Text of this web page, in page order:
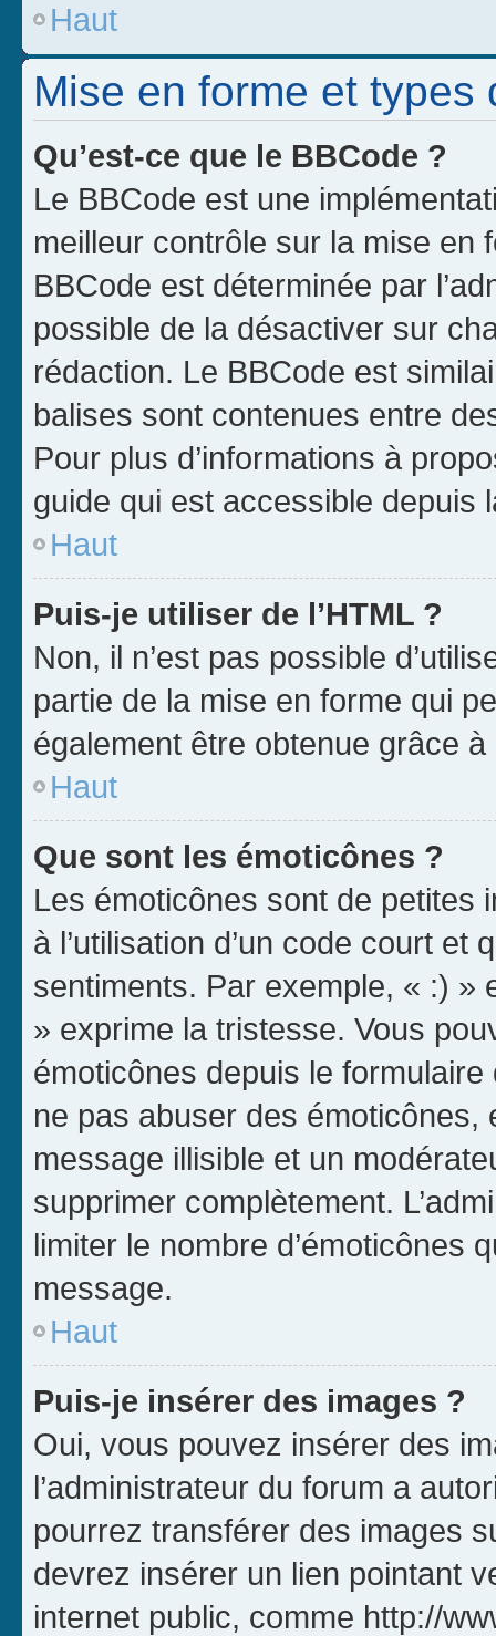
Haut
Mise en forme et types
Qu’est-ce que le BBCode ?
Le BBCode est une
meilleur contrôle sur la mise en
BBCode est déterminée par
possible de la désactiver sur
rédaction. Le BBCode est
balises sont contenues entre
Pour plus d’informations à
guide qui est accessible depuis
Haut
Puis-je utiliser de l’HTML ?
Non, il n’est pas possible
partie de la mise en forme qui
également être obtenue grâce à
Haut
Que sont les émoticônes ?
Les émoticônes sont de petites
à l’utilisation d’un code court et
sentiments. Par exemple, « :) »
» exprime la tristesse. Vous
émoticônes depuis le
ne pas abuser des
message illisible et un
supprimer complètement.
limiter le nombre d’émoticônes
message.
Haut
Puis-je insérer des images ?
Oui, vous pouvez insérer des
l’administrateur du forum a
pourrez transférer des images
devrez insérer un lien pointant
internet public, comme http://